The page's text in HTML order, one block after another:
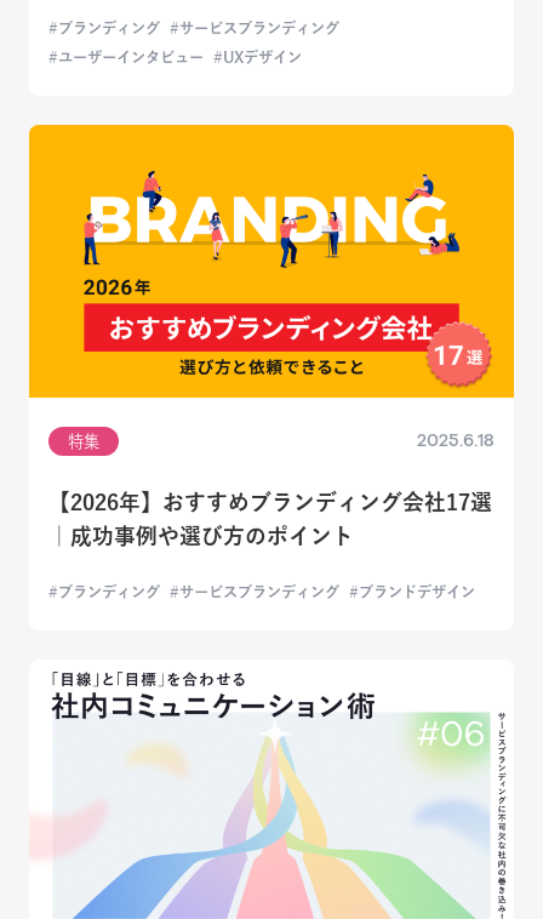
ブランディング
サービスブランディング
ユーザーインタビュー
UXデザイン
特集 2025.6.18
【2026年】おすすめブランディング会社17選
｜成功事例や選び方のポイント
ブランディング サービスブランディング ブランドデザイン